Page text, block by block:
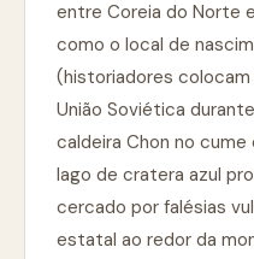
entre Coreia do Norte
como o local de
(historiadores colocam
União Soviética
caldeira Chon no cume
lago de cratera azul
cercado por falésias
estatal ao redor da